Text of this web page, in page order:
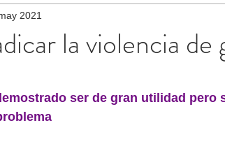
Protocolos
la violencia de
2021
ser de gran utilidad pero